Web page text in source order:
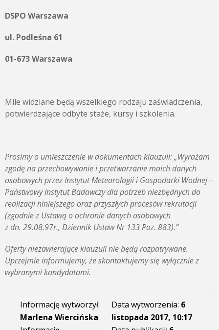
DSPO Warszawa
ul. Podleśna 61
01-673 Warszawa
Mile widziane będą wszelkiego rodzaju zaświadczenia,
potwierdzające odbyte staże, kursy i szkolenia.
Prosimy o umieszczenie w dokumentach klauzuli: „Wyrażam
zgodę na przechowywanie i przetwarzanie moich danych
osobowych przez Instytut Meteorologii i Gospodarki Wodnej –
Państwowy Instytut Badawczy dla potrzeb niezbędnych do
realizacji niniejszego oraz przyszłych procesów rekrutacji
(zgodnie z Ustawą o ochronie danych osobowych
z dn. 29.08.97r., Dziennik Ustaw Nr 133 Poz. 883).”
Oferty niezawierające klauzuli nie będą rozpatrywane.
Uprzejmie informujemy, że skontaktujemy się wyłącznie z
wybranymi kandydatami.
Informację wytworzył:
Marlena Wiercińska
Data wytworzenia: 6
listopada 2017, 10:17